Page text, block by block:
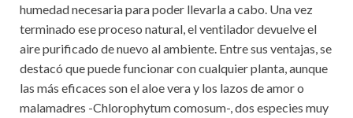
humedad necesaria para poder llevarla a cabo. Una vez
terminado ese proceso natural, el ventilador devuelve el
aire purificado de nuevo al ambiente. Entre sus ventajas, se
destacó que puede funcionar con cualquier planta, aunque
las más eficaces son el aloe vera y los lazos de amor o
malamadres -Chlorophytum comosum-, dos especies muy